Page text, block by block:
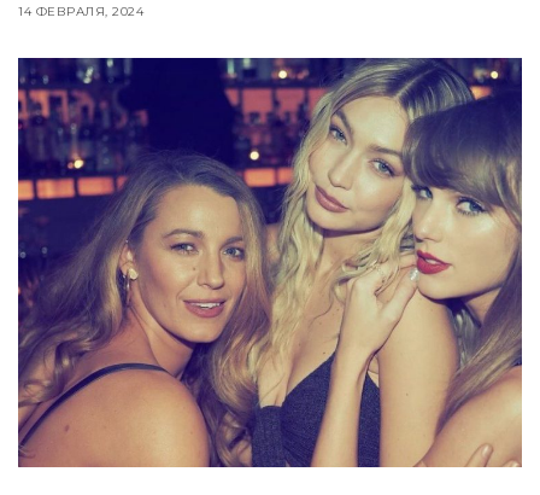
14 ФЕВРАЛЯ, 2024